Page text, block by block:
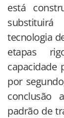
está
tecnologia
etapas
capacidade
por
conclusão
padrão de